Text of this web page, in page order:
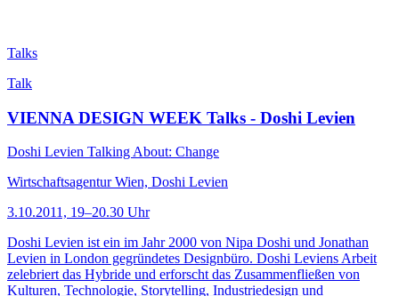
Talks
Talk
VIENNA DESIGN WEEK Talks - Doshi Levien
Doshi Levien Talking About: Change
Wirtschaftsagentur Wien, Doshi Levien
3.10.2011, 19–20.30 Uhr
Doshi Levien ist ein im Jahr 2000 von Nipa Doshi und Jonathan
Levien in London gegründetes Designbüro. Doshi Leviens Arbeit
zelebriert das Hybride und erforscht das Zusammenfließen von
Kulturen, Technologie, Storytelling, Industriedesign und